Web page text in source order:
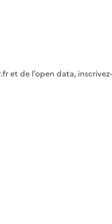
et de l’open data,